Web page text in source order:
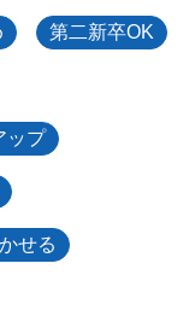
第二新卒OK
ップ
せる